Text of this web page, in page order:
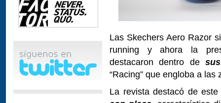
Las Skechers Aero Razor
running y ahora la
destacaron dentro de
“Racing” que engloba a
La revista destacó de